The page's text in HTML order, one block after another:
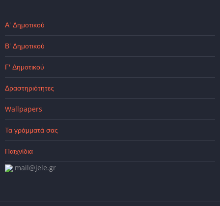
Α' Δημοτικού
Β' Δημοτικού
Γ' Δημοτικού
Δραστηριότητες
Wallpapers
Τα γράμματά σας
Παιχνίδια
mail@jele.gr